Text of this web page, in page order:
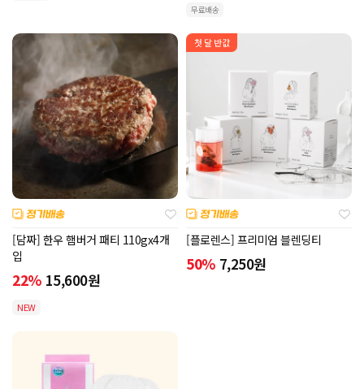
무료배송
[담짜] 한우 햄버거 패티 110gx4개
입
22% 15,600원
NEW
첫 달 반값
[플로렌스] 프리미엄 블렌딩티
50% 7,250원